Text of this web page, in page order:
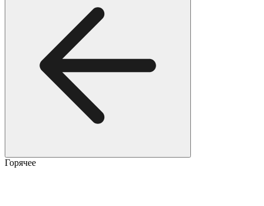
Горячее